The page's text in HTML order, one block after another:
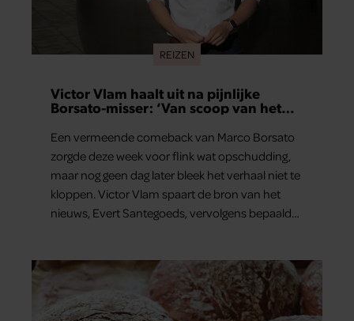
REIZEN
Victor Vlam haalt uit na pijnlijke
Borsato-misser: ‘Van scoop van het
Een vermeende comeback van Marco Borsato
zorgde deze week voor flink wat opschudding,
maar nog geen dag later bleek het verhaal niet te
kloppen. Victor Vlam spaart de bron van het
nieuws, Evert Santegoeds, vervolgens bepaald